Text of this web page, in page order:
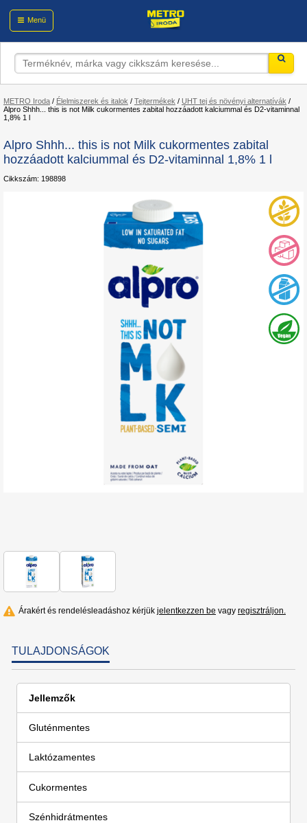
Menü
METRO Iroda / Élelmiszerek és italok / Tejtermékek / UHT tej és növényi alternatívák /
Alpro Shhh... this is not Milk cukormentes zabital hozzáadott kalciummal és D2-vitaminnal
1,8% 1 l
Alpro Shhh... this is not Milk cukormentes zabital
hozzáadott kalciummal és D2-vitaminnal 1,8% 1 l
Cikkszám: 198898
Árakért és rendelésleadáshoz kérjük jelentkezzen be vagy regisztráljon.
TULAJDONSÁGOK
Jellemzők
Gluténmentes
Laktózamentes
Cukormentes
Szénhidrátmentes